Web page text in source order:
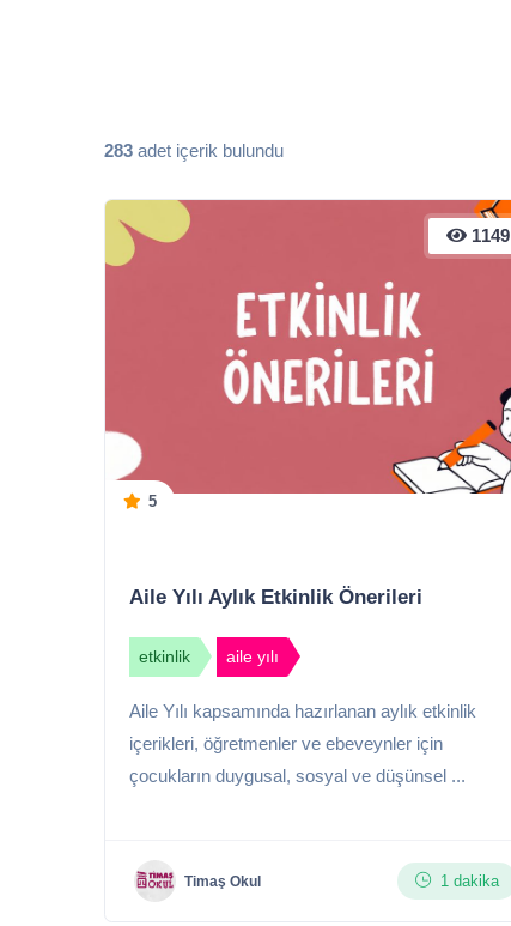
283 adet içerik bulundu
1149
5
Aile Yılı Aylık Etkinlik Önerileri
etkinlik aile yılı
Aile Yılı kapsamında hazırlanan aylık etkinlik
içerikleri, öğretmenler ve ebeveynler için
çocukların duygusal, sosyal ve düşünsel ...
Timaş Okul 1 dakika